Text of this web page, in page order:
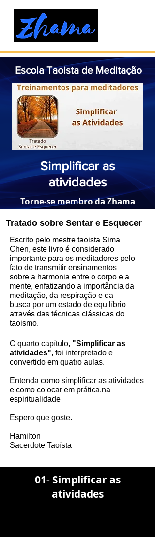
Escola Taoista de Meditação
Simplificar as
atividades
Torne-se membro da Zhama
Tratado sobre Sentar e Esquecer
Escrito pelo mestre taoista Sima
Chen, este livro é considerado
importante para os meditadores pelo
fato de transmitir ensinamentos
sobre a harmonia entre o corpo e a
mente, enfatizando a importância da
meditação, da respiração e da
busca por um estado de equilíbrio
através das técnicas clássicas do
taoismo.
O quarto capítulo, "Simplificar as
atividades", foi interpretado e
convertido em quatro aulas.
Entenda como simplificar as atividades
e como colocar em prática.na
espiritualidade
Espero que goste.
Hamilton
Sacerdote Taoísta
01- Simplificar as
atividades